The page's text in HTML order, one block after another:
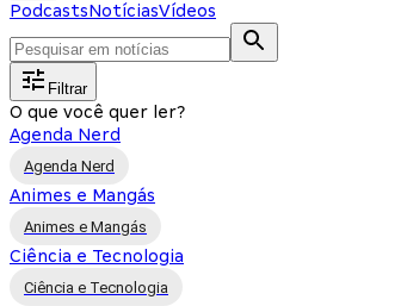
PodcastsNotíciasVídeos
Filtrar
O que você quer ler?
Agenda Nerd
Agenda Nerd
Animes e Mangás
Animes e Mangás
Ciência e Tecnologia
Ciência e Tecnologia